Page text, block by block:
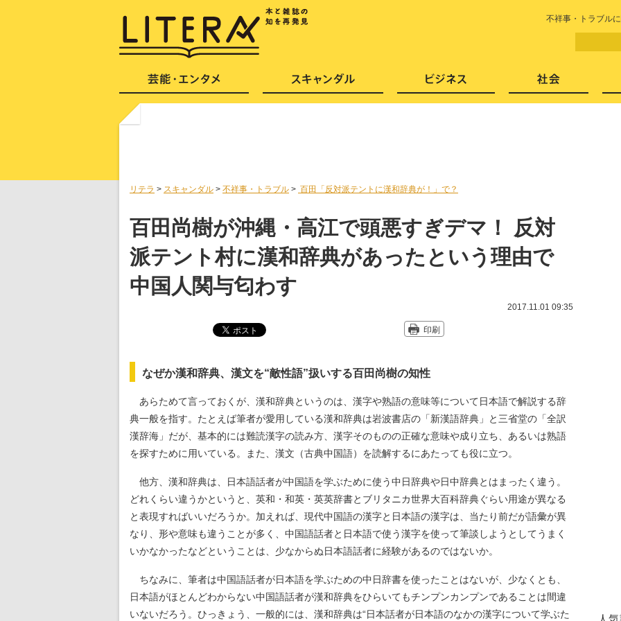
不祥事・トラブル
リテラ > スキャンダル > 不祥事・トラブル > 百田「反対派テントに漢和辞典が！」で？
百田尚樹が沖縄・高江で頭悪すぎデマ！ 反対
派テント村に漢和辞典があったという理由で
中国人関与匂わす
2017.11.01 09:35
印刷
なぜか漢和辞典、漢文を“敵性語”扱いする百田尚樹の知性
あらためて言っておくが、漢和辞典というのは、漢字や熟語の意味等について日本語で解説する辞
典一般を指す。たとえば筆者が愛用している漢和辞典は岩波書店の「新漢語辞典」と三省堂の「全訳
漢辞海」だが、基本的には難読漢字の読み方、漢字そのものの正確な意味や成り立ち、あるいは熟語
を探すために用いている。また、漢文（古典中国語）を読解するにあたっても役に立つ。
他方、漢和辞典は、日本語話者が中国語を学ぶために使う中日辞典や日中辞典とはまったく違う。
どれくらい違うかというと、英和・和英・英英辞書とブリタニカ世界大百科辞典ぐらい用途が異なる
と表現すればいいだろうか。加えれば、現代中国語の漢字と日本語の漢字は、当たり前だが語彙が異
なり、形や意味も違うことが多く、中国語話者と日本語で使う漢字を使って筆談しようとしてうまく
いかなかったなどということは、少なからぬ日本語話者に経験があるのではないか。
ちなみに、筆者は中国語話者が日本語を学ぶための中日辞書を使ったことはないが、少なくとも、
日本語がほとんどわからない中国語話者が漢和辞典をひらいてもチンプンカンプンであることは間違
いないだろう。ひっきょう、一般的には、漢和辞典は“日本話者が日本語のなかの漢字について学ぶた
芸能・エンタメ スキャンダル